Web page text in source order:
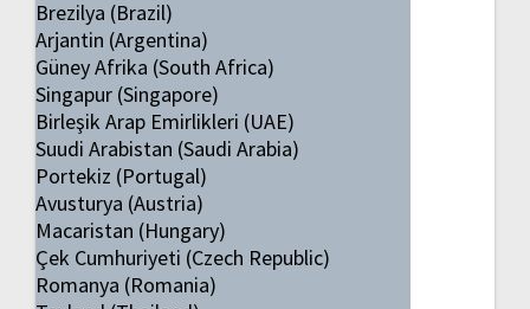
Brezilya (Brazil)
Arjantin (Argentina)
Güney Afrika (South Africa)
Singapur (Singapore)
Birleşik Arap Emirlikleri (UAE)
Suudi Arabistan (Saudi Arabia)
Portekiz (Portugal)
Avusturya (Austria)
Macaristan (Hungary)
Çek Cumhuriyeti (Czech Republic)
Romanya (Romania)